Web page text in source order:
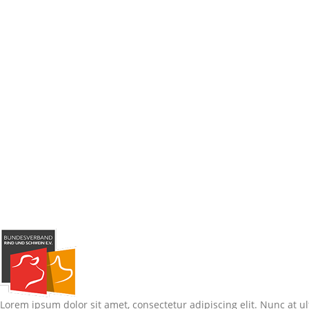
Lorem ipsum dolor sit amet, consectetur adipiscing elit. Nunc at